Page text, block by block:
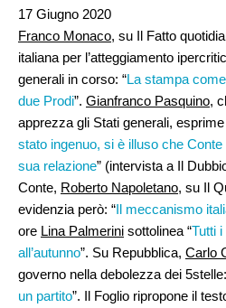
17 Giugno 2020
Franco Monaco, su Il Fatto
italiana per l’atteggiamento
generali in corso: “La stampa
due Prodi”. Gianfranco Pasquino,
apprezza gli Stati generali,
stato ingenuo, si è illuso che
sua relazione” (intervista a Il
Conte, Roberto Napoletano, su Il
evidenzia però: “Il meccanismo
ore Lina Palmerini sottolinea “Tutti
all’autunno”. Su Repubblica, Carlo
governo nella debolezza dei
un partito”. Il Foglio ripropone il